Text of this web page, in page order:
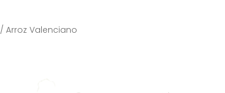
/ Arroz Valenciano